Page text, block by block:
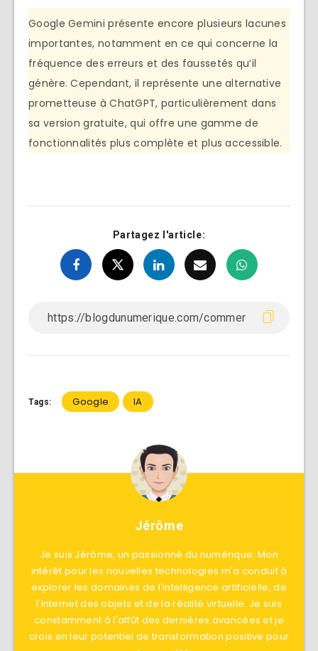
Google Gemini présente encore plusieurs lacunes
importantes, notamment en ce qui concerne la
fréquence des erreurs et des faussetés qu’il
génère. Cependant, il représente une alternative
prometteuse à ChatGPT, particulièrement dans
sa version gratuite, qui offre une gamme de
fonctionnalités plus complète et plus accessible.
Partagez l'article:
Tags: Google IA
Jérôme
Je suis Jérôme, un passionné du numérique. Mon
intérêt pour les nouvelles technologies m'a conduit à
explorer les domaines de l'intelligence artificielle, de
l'Internet des objets et de la réalité virtuelle. Je suis
constamment à l'affût des dernières avancées et je
crois en leur potentiel de transformation positive pour